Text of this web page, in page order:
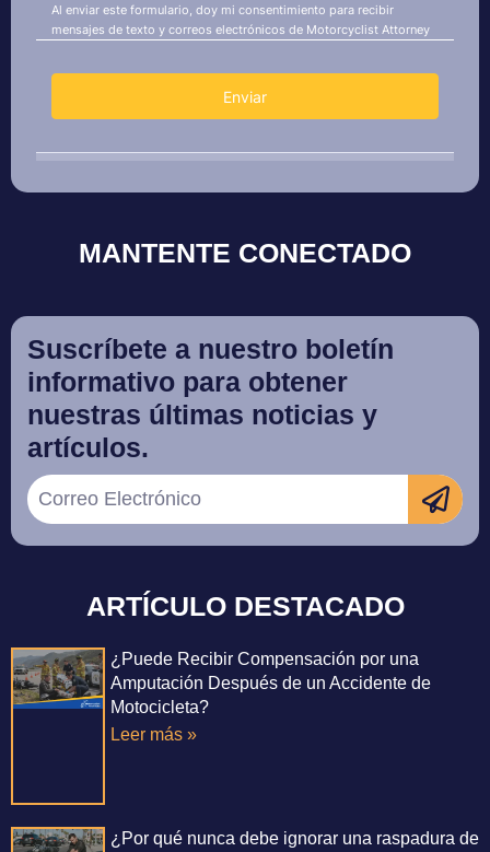
MANTENTE CONECTADO
Suscríbete a nuestro boletín
informativo para obtener
nuestras últimas noticias y
artículos.
ARTÍCULO DESTACADO
¿Puede Recibir Compensación por una
Amputación Después de un Accidente de
Motocicleta?
Leer más »
¿Por qué nunca debe ignorar una raspadura de